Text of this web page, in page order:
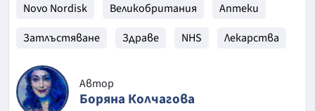
Novo Nordisk
Великобритания
Аптеки
Затлъстяване
Здраве NHS Лекарства
Автор
Боряна Колчагова